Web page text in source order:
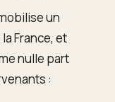
un
France, et
nulle part
: